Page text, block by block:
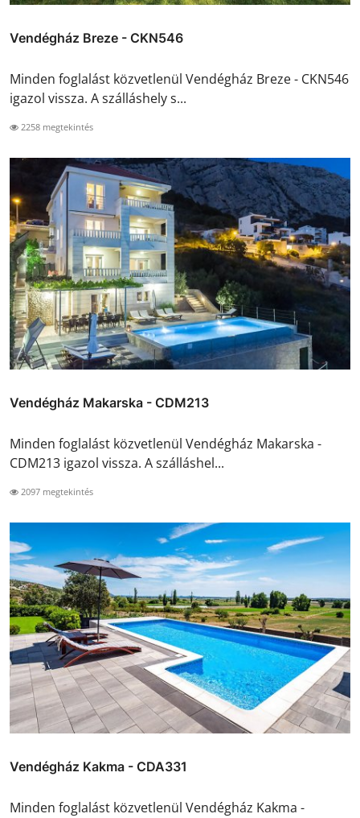
Vendégház Breze - CKN546
Minden foglalást közvetlenül Vendégház Breze - CKN546
igazol vissza. A szálláshely s...
2258 megtekintés
Vendégház Makarska - CDM213
Minden foglalást közvetlenül Vendégház Makarska -
CDM213 igazol vissza. A szálláshel...
2097 megtekintés
Vendégház Kakma - CDA331
Minden foglalást közvetlenül Vendégház Kakma -